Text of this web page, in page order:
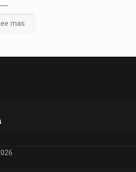
mas